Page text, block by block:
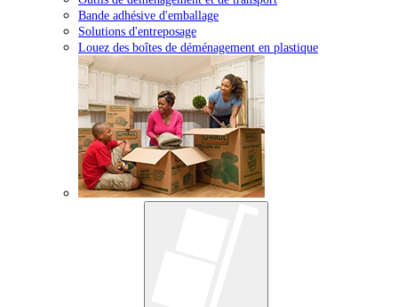
Bande adhésive d'emballage
Solutions d'entreposage
Louez des boîtes de déménagement en plastique